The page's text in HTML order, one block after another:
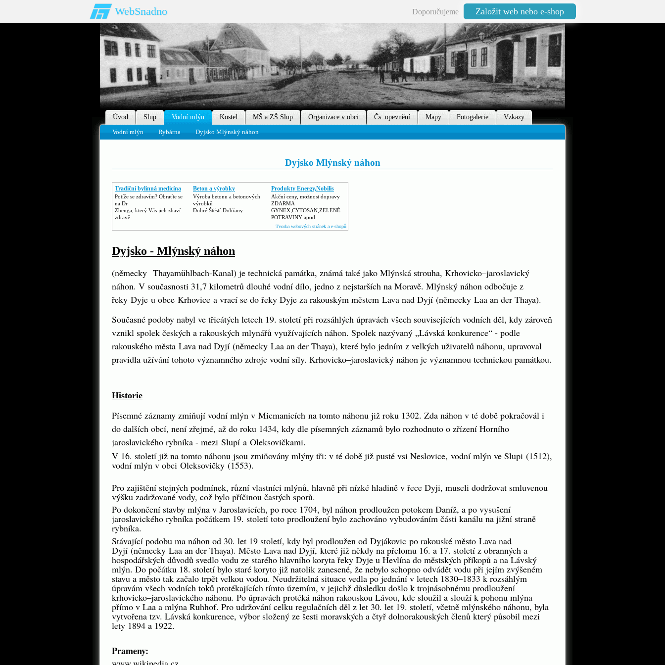
WebSnadno Doporučujeme Založit web nebo e-shop
Úvod Slup Vodní mlýn Kostel MŠ a ZŠ Slup Organizace v obci Čs. opevnění Mapy Fotogalerie
Vzkazy
Vodní mlýn
Rybárna Dyjsko Mlýnský náhon
Dyjsko Mlýnský náhon
Tradiční bylinná medicína
Potíže se zdravím? Obraťte se
na Dr
Zhenga, který Vás jich zbaví
zdravě
Beton a výrobky
Výroba betonu a betonových
výrobků
Dobré Štěstí-Dobřany
Produkty Energy,Nobilis
Akční ceny, možnost dopravy
ZDARMA
GYNEX,CYTOSAN,ZELENÉ
POTRAVINY apod
Tvorba webových stránek a e-shopů
Dyjsko - Mlýnský náhon
(německy Thayamühlbach-Kanal) je technická památka, známá také jako Mlýnská strouha, Krhovicko–jaroslavický
náhon. V současnosti 31,7 kilometrů dlouhé vodní dílo, jedno z nejstarších na Moravě. Mlýnský náhon odbočuje z
řeky Dyje u obce Krhovice a vrací se do řeky Dyje za rakouským městem Lava nad Dyjí (německy Laa an der Thaya).
Současné podoby nabyl ve třicátých letech 19. století při rozsáhlých úpravách všech souvisejících vodních děl, kdy zároveň
vznikl spolek českých a rakouských mlynářů využívajících náhon. Spolek nazývaný „Lávská konkurence“ - podle
rakouského města Lava nad Dyjí (německy Laa an der Thaya), které bylo jedním z velkých uživatelů náhonu, upravoval
pravidla užívání tohoto významného zdroje vodní síly. Krhovicko–jaroslavický náhon je významnou technickou památkou.
Historie
Písemné záznamy zmiňují vodní mlýn v Micmanicích na tomto náhonu již roku 1302. Zda náhon v té době pokračovál i
do dalších obcí, není zřejmé, až do roku 1434, kdy dle písemných záznamů bylo rozhodnuto o zřízení Horního
jaroslavického rybníka - mezi Slupí a Oleksovičkami.
V 16. století již na tomto náhonu jsou zmiňovány mlýny tři: v té době již pusté vsi Neslovice, vodní mlýn ve Slupi (1512),
vodní mlýn v obci Oleksovičky (1553).
Pro zajištění stejných podmínek, různí vlastníci mlýnů, hlavně při nízké hladině v řece Dyji, museli dodržovat smluvenou
výšku zadržované vody, což bylo příčinou častých sporů.
Po dokončení stavby mlýna v Jaroslavicích, po roce 1704, byl náhon prodloužen potokem Daníž, a po vysušení
jaroslavického rybníka počátkem 19. století toto prodloužení bylo zachováno vybudováním části kanálu na jižní straně
rybníka.
Stávající podobu ma náhon od 30. let 19 století, kdy byl prodloužen od Dyjákovic po rakouské město Lava nad
Dyjí (německy Laa an der Thaya). Město Lava nad Dyjí, které již někdy na přelomu 16. a 17. století z obranných a
hospodářských důvodů svedlo vodu ze starého hlavního koryta řeky Dyje u Hevlína do městských příkopů a na Lávský
mlýn. Do počátku 18. století bylo staré koryto již natolik zanesené, že nebylo schopno odvádět vodu při jejím zvýšeném
stavu a město tak začalo trpět velkou vodou. Neudržitelná situace vedla po jednání v letech 1830–1833 k rozsáhlým
úpravám všech vodních toků protékajících tímto územím, v jejichž důsledku došlo k trojnásobnému prodloužení
krhovicko–jaroslavického náhonu. Po úpravách protéká náhon rakouskou Lávou, kde sloužil a slouží k pohonu mlýna
přímo v Laa a mlýna Ruhhof. Pro udržování celku regulačních děl z let 30. let 19. století, včetně mlýnského náhonu, byla
vytvořena tzv. Lávská konkurence, výbor složený ze šesti moravských a čtyř dolnorakouských členů který působil mezi
lety 1894 a 1922.
Prameny: